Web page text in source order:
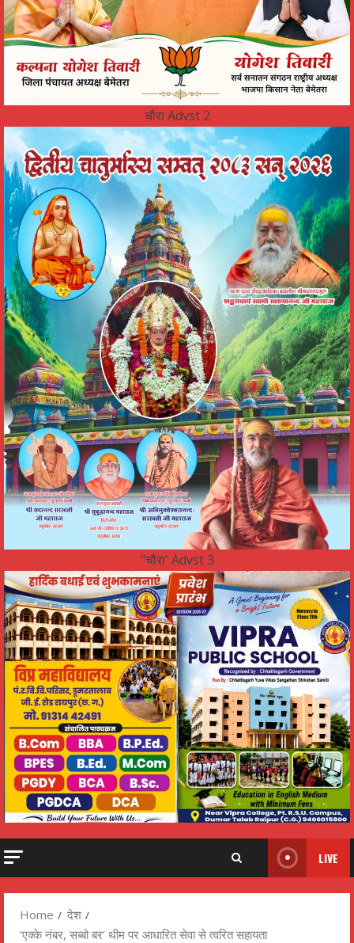
चौरा Advst 2
"चौरा' Advst 3
LIVE
Home
देश
‘एक्के नंबर, सब्बो बर’ थीम पर आधारित सेवा से त्वरित सहायता